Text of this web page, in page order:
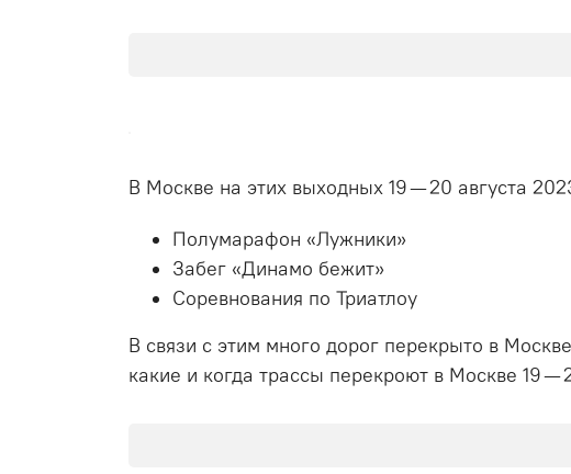
В Москве на этих выходных 19 — 20 августа
Полумарафон «Лужники»
Забег «Динамо бежит»
Соревнования по Триатлоу
В связи с этим много дорог перекрыто в
какие и когда трассы перекроют в Москве 19 —